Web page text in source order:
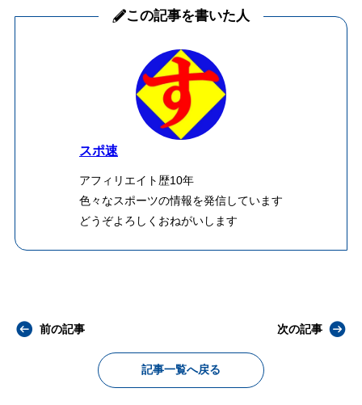
この記事を書いた人
スポ速
アフィリエイト歴10年
色々なスポーツの情報を発信しています
どうぞよろしくおねがいします
前の記事
記事一覧へ戻る
次の記事